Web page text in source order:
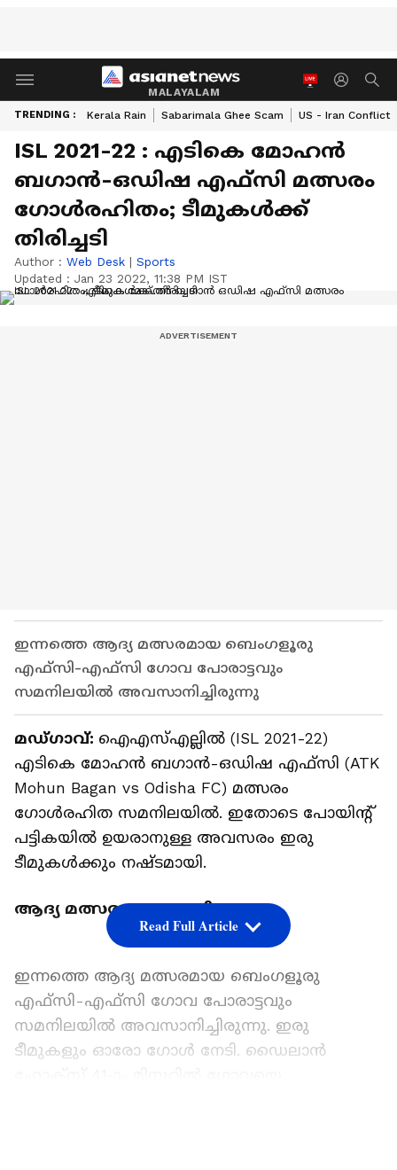
MALAYALAM
TRENDING : Kerala Rain Sabarimala Ghee Scam US - Iran Conflict
ISL 2021-22 : എടികെ മോഹന്‍
ബഗാന്‍-ഒഡിഷ എഫ്‌സി മത്സരം
ഗോള്‍രഹിതം; ടീമുകള്‍ക്ക്
തിരിച്ചടി
Author : Web Desk | Sports
Updated : Jan 23 2022, 11:38 PM IST
ഇന്നത്തെ ആദ്യ മത്സരമായ ബെംഗളൂരു
എഫ്‌സി-എഫ്‌സി ഗോവ പോരാട്ടവും
സമനിലയില്‍ അവസാനിച്ചിരുന്നു
മഡ്‌ഗാവ്: ഐഎസ്എല്ലില്‍ (ISL 2021-22)
എടികെ മോഹന്‍ ബഗാന്‍-ഒഡിഷ എഫ്‌സി (ATK
Mohun Bagan vs Odisha FC) മത്സരം
ഗോള്‍രഹിത സമനിലയില്‍. ഇതോടെ പോയിന്‍റ്
പട്ടികയില്‍ ഉയരാനുള്ള അവസരം ഇരു
ടീമുകള്‍ക്കും നഷ്ടമായി.
ആദ്യ മത്സരവും സമനില
ഇന്നത്തെ ആദ്യ മത്സരമായ ബെംഗളൂരു
എഫ്‌സി-എഫ്‌സി ഗോവ പോരാട്ടവും
സമനിലയില്‍ അവസാനിച്ചിരുന്നു. ഇരു
ടീമുകളും ഓരോ ഗോള്‍ നേടി. ഡൈലാന്‍
Read Full Article